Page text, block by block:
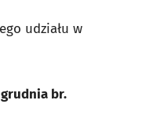
udziału w
br.